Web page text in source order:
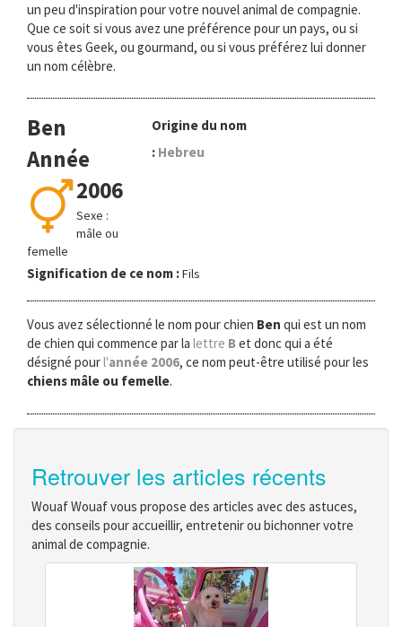
un peu d'inspiration pour votre nouvel animal de compagnie.
Que ce soit si vous avez une préférence pour un pays, ou si
vous êtes Geek, ou gourmand, ou si vous préférez lui donner
un nom célèbre.
Ben
Année
2006
Sexe :
mâle ou
femelle
Origine du nom
: Hebreu
Signification de ce nom :Fils
Vous avez sélectionné le nom pour chien Ben qui est un nom
de chien qui commence par la lettre B et donc qui a été
désigné pourl'année 2006, ce nom peut-être utilisé pour les
chiens mâle ou femelle.
Retrouver les articles récents
Wouaf Wouaf vous propose des articles avec des astuces,
des conseils pour accueillir, entretenir ou bichonner votre
animal de compagnie.